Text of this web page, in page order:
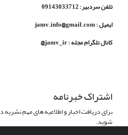
تلفن سردبیر: 09143033712
ایمیل : jamv.info@gmail.com
کانال تلگرام مجله : jamv_ir@
اشتراک خبرنامه
برای دریافت اخبار و اطلاعیه های مهم
شوید.